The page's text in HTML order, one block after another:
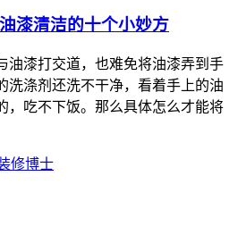
漆清洁的十个小妙方
油漆打交道，也难免将油漆弄到手
洗涤剂还洗不干净，看着手上的油
，吃不下饭。那么具体怎么才能将
修博士